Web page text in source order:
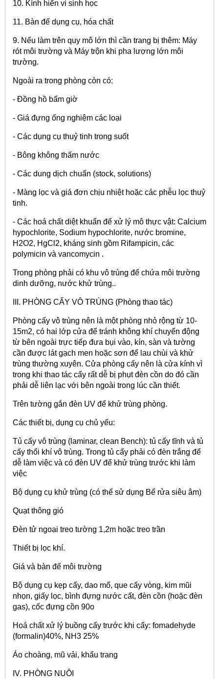
10. Kính hiển vi sinh học
11. Bàn để dụng cụ, hóa chất
9. Nếu làm trên quy mô lớn thì cần trang bị thêm: Máy
rót môi trường và Máy trộn khi pha lượng lớn môi
trường.
Ngoài ra trong phòng còn có:
- Đồng hồ bấm giờ
- Giá đựng ống nghiệm các loại
- Các dụng cụ thuỷ tinh trong suốt
- Bông không thấm nước
- Các dung dịch chuẩn (stock, solutions)
- Màng lọc và giá đơn chịu nhiệt hoặc các phễu lọc thuỷ
tinh.
- Các hoá chất diệt khuẩn để xử lý mô thực vật: Calcium
hypochlorite, Sodium hypochlorite, nước bromine,
H2O2, HgCl2, kháng sinh gồm Rifampicin, các
polymicin và vancomycin .
Trong phòng phải có khu vô trùng để chứa môi trường
dinh dưỡng, nước khử trùng..
III. PHÒNG CẤY VÔ TRÙNG (Phòng thao tác)
Phòng cấy vô trùng nên là một phòng nhỏ rộng từ 10-
15m2, có hai lớp cửa để tránh không khí chuyển động
từ bên ngoài trực tiếp đưa bụi vào, kín, sàn và tường
cần được lát gạch men hoặc sơn để lau chùi và khử
trùng thường xuyên. Cửa phòng cấy nên là cửa kính vì
trong khi thao tác cấy rất dễ bị phụt đèn cồn do đó cần
phải dễ liên lạc với bên ngoài trong lúc cần thiết.
Trên tường gắn đèn UV để khử trùng phòng.
Các thiết bị, dụng cụ chủ yếu:
Tủ cấy vô trùng (laminar, clean Bench): tủ cấy tĩnh và tủ
cấy thổi khí vô trùng. Trong tủ cấy phải có đèn trắng để
dễ làm việc và có đèn UV để khử trùng trước khi làm
việc
Bộ dụng cụ khử trùng (có thể sử dụng Bể rửa siêu âm)
Quạt thông gió
Đèn tử ngoại treo tường 1,2m hoặc treo trần
Thiết bị lọc khí.
Giá và bàn để môi trường
Bộ dụng cụ kẹp cấy, dao mổ, que cấy vòng, kim mũi
nhọn, giấy lọc, bình đựng nước cất, đèn cồn (hoặc đèn
gas), cốc đựng cồn 90o
Hoá chất xử lý buồng cấy trước khi cấy: fomadehyde
(formalin)40%, NH3 25%
Áo choàng, mũ vải, khẩu trang
IV. PHÒNG NUÔI